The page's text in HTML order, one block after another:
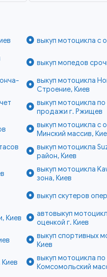
выкуп мотоцикла с
выкуп мопедов
выкуп мотоцикла
Строение, Киев
выкуп мотоцикла
продажи г. Ржищев
выкуп мотоцикла с
Минский массив,
выкуп мотоцикла
район, Киев
выкуп мотоцикла
зона, Киев
выкуп скутеров
Киев
автовыкуп
оценкой г. Киев
выкуп спортивных
Киев
выкуп мотоцикла
Комсомольский